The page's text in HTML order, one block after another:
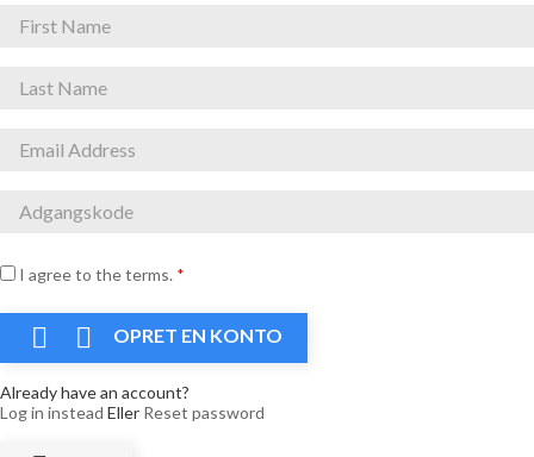
I agree to the terms. *
  OPRET EN KONTO
Already have an account?
Log in instead Eller Reset password